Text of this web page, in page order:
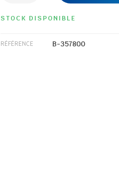
STOCK DISPONIBLE
RÉFÉRENCE B-357800